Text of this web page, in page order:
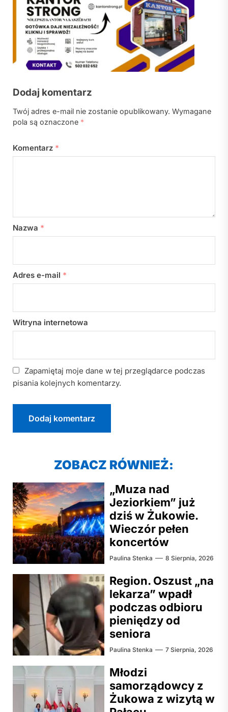
Dodaj komentarz
Twój adres e-mail nie zostanie opublikowany. Wymagane
pola są oznaczone *
Komentarz *
Nazwa *
Adres e-mail *
Witryna internetowa
Zapamiętaj moje dane w tej przeglądarce podczas
pisania kolejnych komentarzy.
ZOBACZ RÓWNIEŻ:
„Muza nad
Jeziorkiem” już
dziś w Żukowie.
Wieczór pełen
koncertów
Paulina Stenka 8 Sierpnia, 2026
Region. Oszust „na
lekarza” wpadł
podczas odbioru
pieniędzy od
seniora
Paulina Stenka 7 Sierpnia, 2026
Młodzi
samorządowcy z
Żukowa z wizytą w